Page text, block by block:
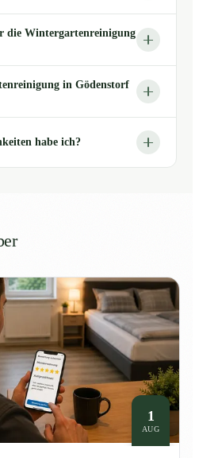
die Wintergartenreinigung
in Gödenstorf
habe ich?
1
AUG